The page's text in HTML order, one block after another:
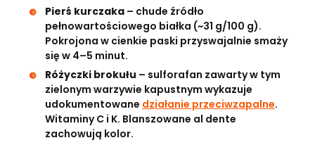
Pierś kurczaka – chude źródło
pełnowartościowego białka (~31 g/100 g).
Pokrojona w cienkie paski przyswajalnie smaży
się w 4–5 minut.
Różyczki brokułu – sulforafan zawarty w tym
zielonym warzywie kapustnym wykazuje
udokumentowane działanie przeciwzapalne.
Witaminy C i K. Blanszowane al dente
zachowują kolor.